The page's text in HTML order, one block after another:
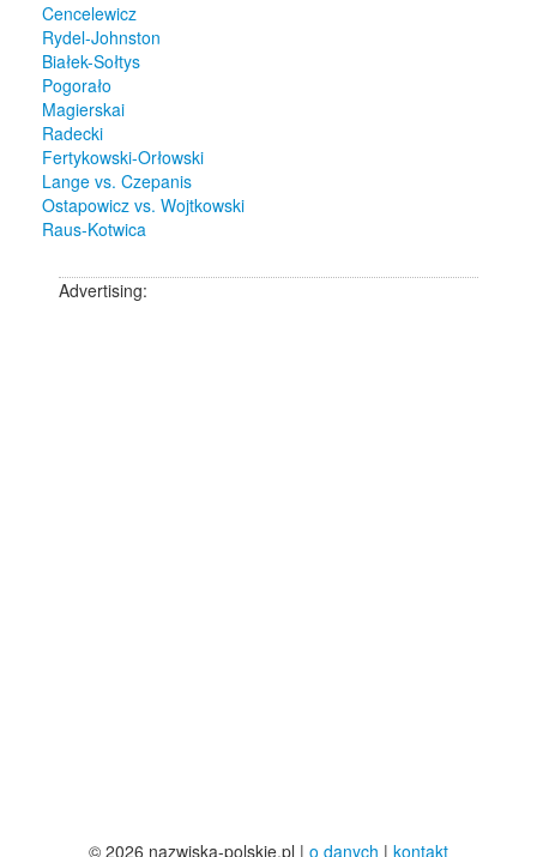
Cencelewicz
Rydel-Johnston
Białek-Sołtys
Pogorało
Magierskai
Radecki
Fertykowski-Orłowski
Lange vs. Czepanis
Ostapowicz vs. Wojtkowski
Raus-Kotwica
Advertising:
© 2026 nazwiska-polskie.pl | o danych | kontakt